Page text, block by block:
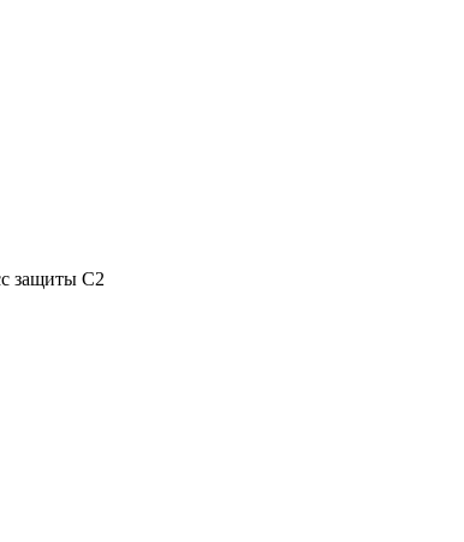
защиты С2